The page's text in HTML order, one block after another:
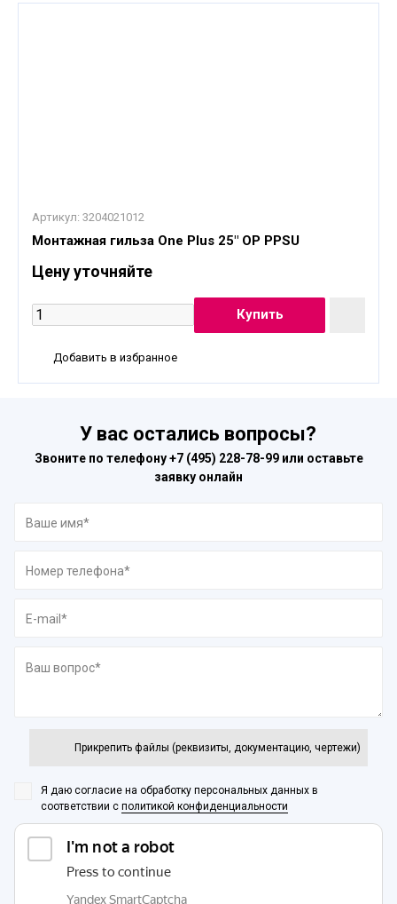
Артикул: 3204021012
Монтажная гильза One Plus 25" OP PPSU
Цену уточняйте
Добавить в избранное
У вас остались вопросы?
Звоните по телефону+7 (495) 228-78-99или оставьте
заявку онлайн
Прикрепить файлы (реквизиты, документацию, чертежи)
Я даю согласие на обработку персональных данных в
соответствии с политикой конфиденциальности